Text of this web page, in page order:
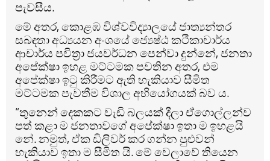
පැවසීය.
මේ අතර, කොළඹ විශ්වවිද්‍යාලයේ ජාත්‍යන්තර
සබඳතා අධ්‍යයන අංශයේ ජ්‍යෙෂ්ඨ කථිකාචාර්ය
ආචාර්ය පවිත්‍රා ජයවර්ධන පෙන්වා දුන්නේ, ජනතා
අපේක්ෂා ඉහළ මට්ටමක පවතින අතර, එම
අපේක්ෂා ඉටු කිරීමට ඇති හැකියාව සීමිත
මට්ටමක පැවතීම විශාල අභියෝගයක් බව ය.
“තුනෙන් දෙකකට වැඩි බලයක් දීලා ඒගොල්ලන්ව
පත් කළා ම ජනතාවගේ අපේක්ෂා ඉතා ම ඉහළයි
නේ. නමුත්, ඒක ඩිලිවර් කර ගන්න පුළුවන්
හැකියාව ඉතා ම සීමිත යි. මේ වෙලාවේ තියෙන